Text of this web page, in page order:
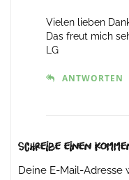
Vielen lieben
Das freut mich
LG
ANTWORTEN
Schreibe einen
Deine E-Mail-Adresse